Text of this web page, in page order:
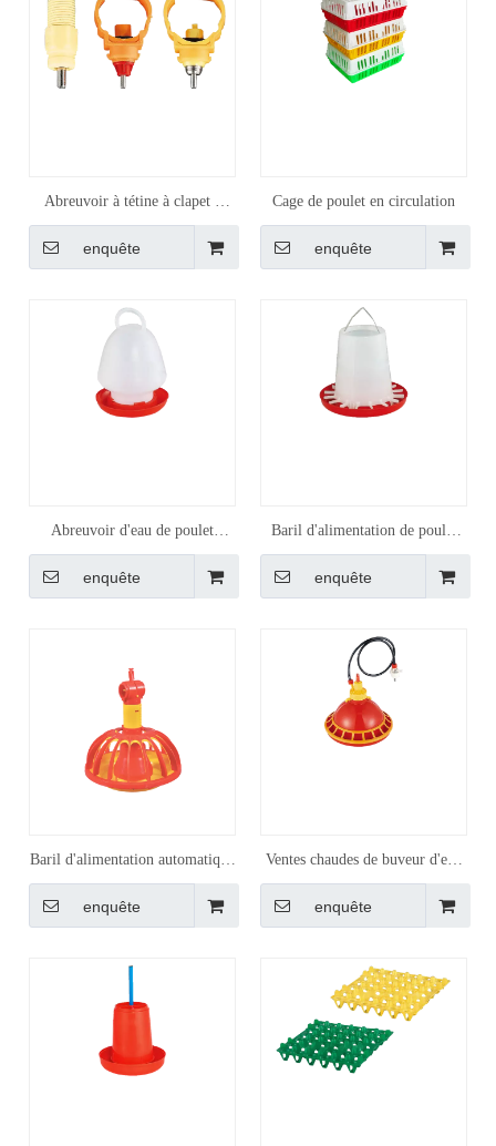
Abreuvoir à tétine à clapet à
bille à ressort vertical
enquête
Cage de poulet en circulation
enquête
Abreuvoir d'eau de poulet
d'approvisionnement d'usine
enquête
Baril d'alimentation de poulet
d'approvisionnement d'usine (6
livres)
enquête
Baril d'alimentation automatique
de poulet de grille
d'approvisionnement d'usine 16
enquête
Ventes chaudes de buveur d'eau
de poulet de conception de client
d'approvisionnement d'usine
enquête